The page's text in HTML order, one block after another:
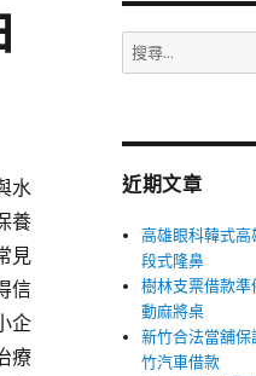
水
養
見
信
企
療
搜
尋
字:
近期文章
高雄眼科韓式
段式隆鼻
樹林支票借款
動麻將桌
新竹合法當舖
竹汽車借款